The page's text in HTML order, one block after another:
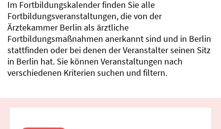
Im Fortbildungskalender finden Sie alle
Fortbildungsveranstaltungen, die von der
Ärztekammer Berlin als ärztliche
Fortbildungsmaßnahmen anerkannt sind und in Berlin
stattfinden oder bei denen der Veranstalter seinen Sitz
in Berlin hat. Sie können Veranstaltungen nach
verschiedenen Kriterien suchen und filtern.
Fortbildungssuche